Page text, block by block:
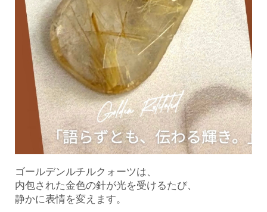
ゴールデンルチルクォーツは、
内包された金色の針が光を受けるたび、
静かに表情を変えます。